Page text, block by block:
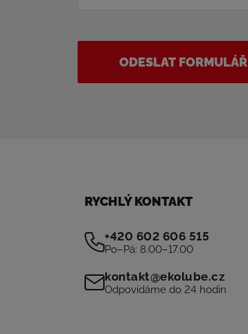
ODESLAT FORMULÁŘ
RYCHLÝ KONTAKT
+420 602 606 515
Po–Pá: 8.00–17.00
kontakt@ekolube.cz
Odpovídáme do 24 hodin